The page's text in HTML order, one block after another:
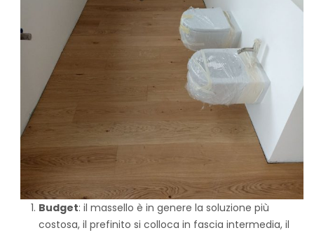
Budget: il massello è in genere la soluzione più
costosa, il prefinito si colloca in fascia intermedia, il